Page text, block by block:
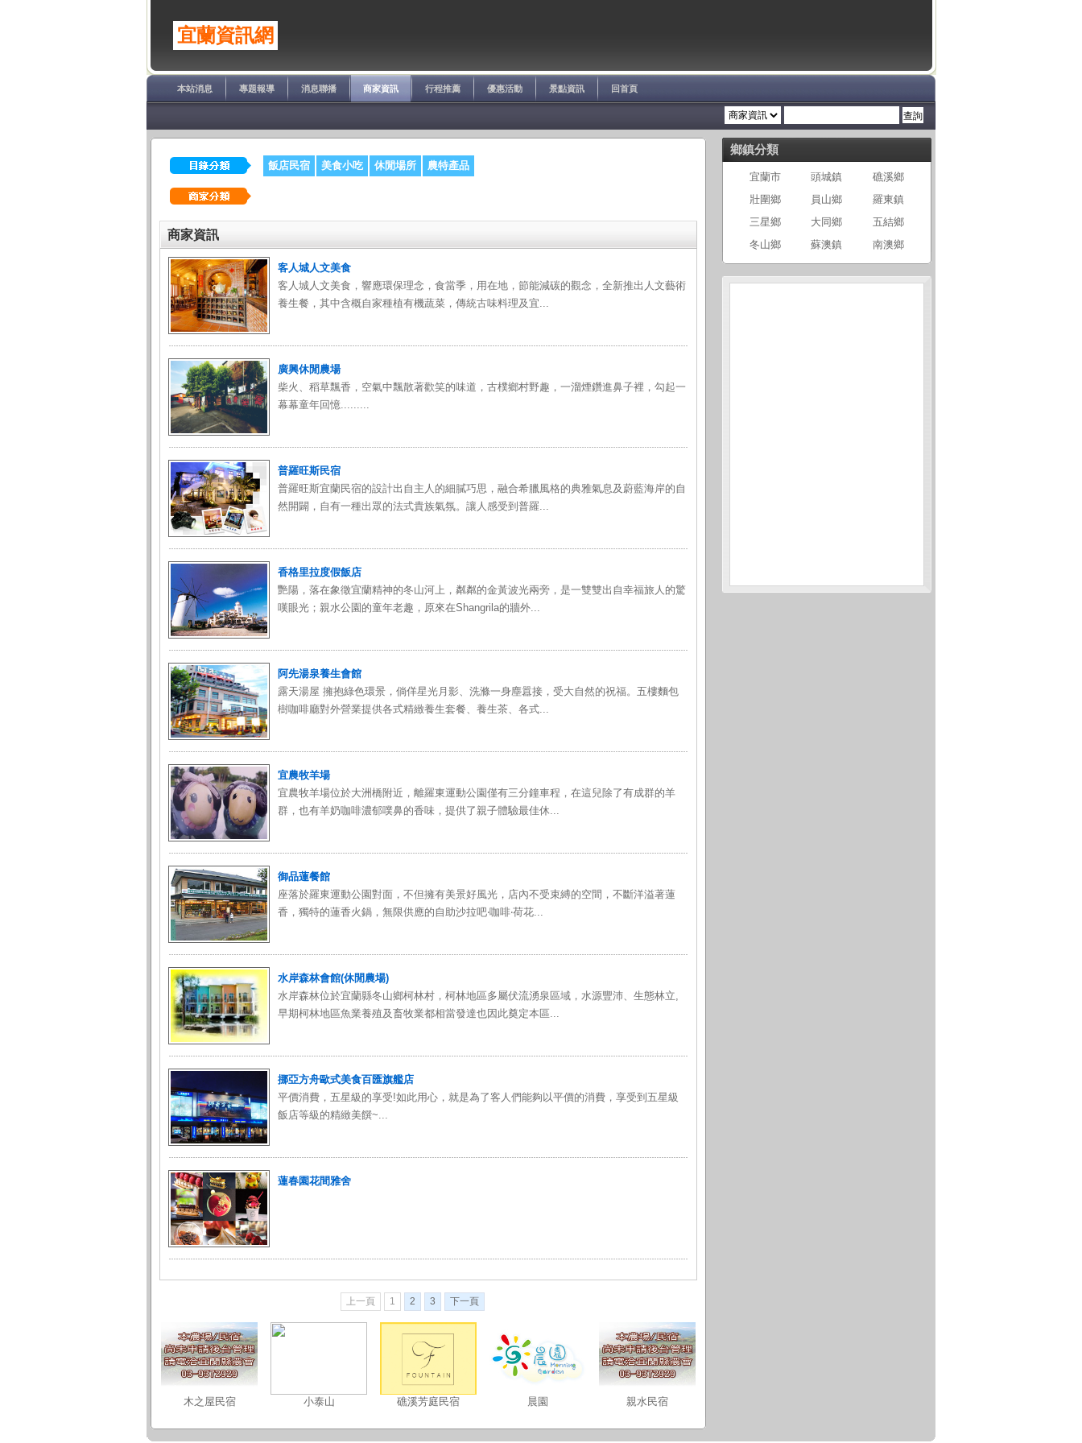
宜蘭資訊網
本站消息 專題報導 消息聯播 商家資訊 行程推薦 優惠活動 景點資訊 回首頁
飯店民宿 美食小吃 休閒場所 農特產品
商家資訊
客人城人文美食
客人城人文美食，響應環保理念，食當季，用在地，節能減碳的觀念，全新推出人文藝術
養生餐，其中含概自家種植有機蔬菜，傳統古味料理及宜...
廣興休閒農場
柴火、稻草飄香，空氣中飄散著歡笑的味道，古樸鄉村野趣，一溜煙鑽進鼻子裡，勾起一
幕幕童年回憶.........
普羅旺斯民宿
普羅旺斯宜蘭民宿的設計出自主人的細膩巧思，融合希臘風格的典雅氣息及蔚藍海岸的自
然開闢，自有一種出眾的法式貴族氣氛。讓人感受到普羅...
香格里拉度假飯店
艷陽，落在象徵宜蘭精神的冬山河上，粼粼的金黃波光兩旁，是一雙雙出自幸福旅人的驚
嘆眼光；親水公園的童年老趣，原來在Shangrila的牆外...
阿先湯泉養生會館
露天湯屋 擁抱綠色環景，倘佯星光月影、洗滌一身塵囂接，受大自然的祝福。五樓麵包
樹咖啡廳對外營業提供各式精緻養生套餐、養生茶、各式...
宜農牧羊場
宜農牧羊場位於大洲橋附近，離羅東運動公園僅有三分鐘車程，在這兒除了有成群的羊
群，也有羊奶咖啡濃郁噗鼻的香味，提供了親子體驗最佳休...
御品蓮餐館
座落於羅東運動公園對面，不但擁有美景好風光，店內不受束縛的空間，不斷洋溢著蓮
香，獨特的蓮香火鍋，無限供應的自助沙拉吧‧咖啡‧荷花...
水岸森林會館(休閒農場)
水岸森林位於宜蘭縣冬山鄉柯林村，柯林地區多屬伏流湧泉區域，水源豐沛、生態林立,
早期柯林地區魚業養殖及畜牧業都相當發達也因此奠定本區...
挪亞方舟歐式美食百匯旗艦店
平價消費，五星級的享受!如此用心，就是為了客人們能夠以平價的消費，享受到五星級
飯店等級的精緻美饌~...
蓮春園花間雅舍
上一頁 1 2 3 下一頁
木之屋民宿 小泰山 礁溪芳庭民宿 晨園 親水民宿
鄉鎮分類
宜蘭市 頭城鎮
礁溪鄉
壯圍鄉
員山鄉
羅東鎮
三星鄉
大同鄉
五結鄉
冬山鄉
蘇澳鎮 南澳鄉